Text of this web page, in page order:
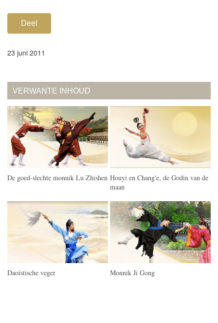
Deel
23 juni 2011
VERWANTE INHOUD
De goed-slechte monnik Lu Zhishen Houyi en Chang'e, de Godin van de
maan
Daoïstische veger Monnik Ji Gong